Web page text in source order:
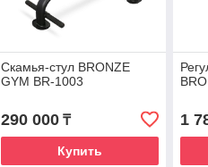
Скамья-стул BRONZE
GYM BR-1003
290 000₸
Купить
1